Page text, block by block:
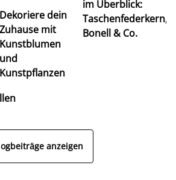
Dekoriere dein
Zuhause mit
Kunstblumen
und
Kunstpflanzen
im Überblick:
Taschenfederkern,
Bonell & Co.
anzeigen